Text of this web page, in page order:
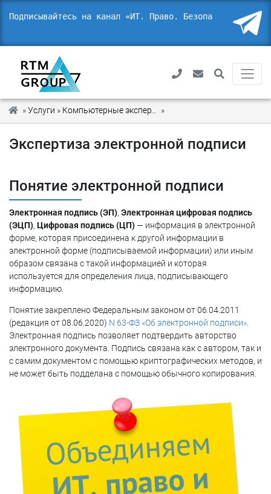
Подписывайтесь на канал «ИТ. Право.
»Услуги » Компьютерные экспертизы »
Экспертиза электронной подписи
Понятие электронной подписи
Электронная подпись (ЭП), Электронная цифровая подпись
(ЭЦП), Цифровая подпись (ЦП)— информация в электронной
форме, которая присоединена к другой информации в
электронной форме (подписываемой информации) или иным
образом связана с такой информацией и которая
используется для определения лица, подписывающего
информацию.
Понятие закреплено Федеральным законом от 06.04.2011
(редакция от 08.06.2020) N 63-ФЗ «Об электронной подписи»
Электронная подпись позволяет подтвердить авторство
электронного документа. Подпись связана как с автором, так и
с самим документом с помощью криптографических методов, и
не может быть подделана с помощью обычного копирования.